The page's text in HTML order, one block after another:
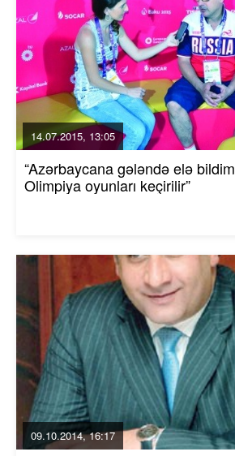
14.07.2015, 13:05
“Azərbaycana gələndə elə
Olimpiya oyunları keçirilir”
09.10.2014, 16:17